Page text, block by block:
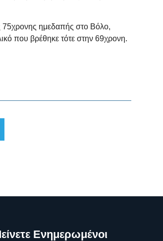
75χρονης ημεδαπής στο Βόλο,
που βρέθηκε τότε στην 69χρονη.
Ενημερωμένοι